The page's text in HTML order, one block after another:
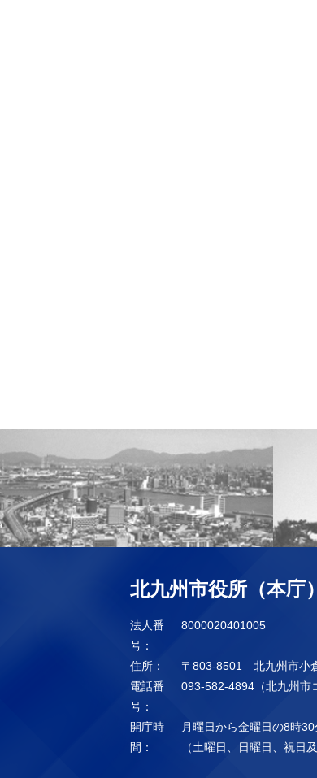
北九州市役所（本庁）
法人番
号：
8000020401005
住所：
〒803-8501 北九州市小
電話番
号：
093-582-4894（北九州市
開庁時
間：
月曜日から金曜日の8時
（土曜日、日曜日、祝日